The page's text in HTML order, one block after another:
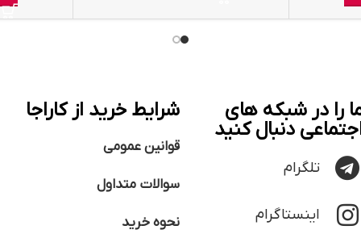
را در شبکه های
دنبال کنید
تلگرام
اینستاگرام
شرایط خرید از کاراجا
قوانین عمومی
سوالات متداول
نحوه خرید